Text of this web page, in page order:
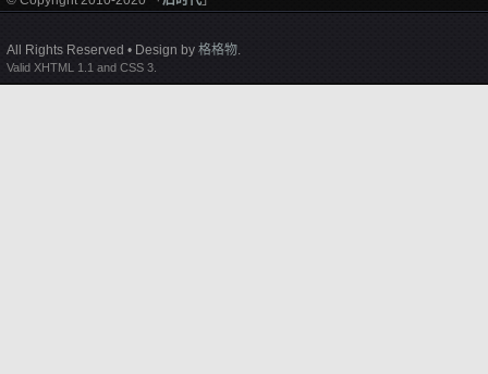
All Rights Reserved • Design by 格格物.
Valid XHTML 1.1 and CSS 3.